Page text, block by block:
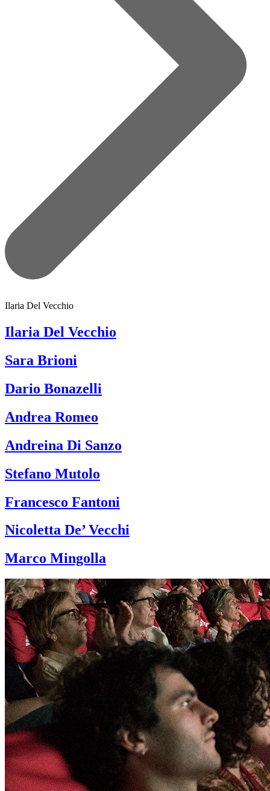
Ilaria Del Vecchio
Ilaria Del Vecchio
Sara Brioni
Dario Bonazelli
Andrea Romeo
Andreina Di Sanzo
Stefano Mutolo
Francesco Fantoni
Nicoletta De’ Vecchi
Marco Mingolla